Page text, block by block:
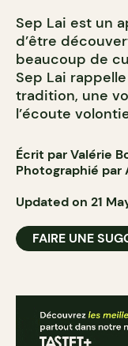
Sep Lai est un
d’être
beaucoup de
Sep Lai
tradition, une
l’écoute
Écrit par Valérie
Photographié par
Updated on 21
FAIRE UNE